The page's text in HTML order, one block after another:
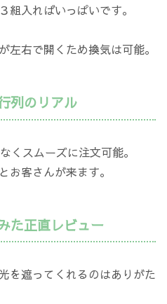
組入ればいっぱいです。
左右で開くため換気は可能。
列のリアル
くスムーズに注文可能。
お客さんが来ます。
た正直レビュー
を遮ってくれるのはありがた